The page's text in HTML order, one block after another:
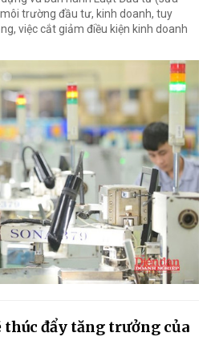
trường đầu tư, kinh doanh, tuy
việc cắt giảm điều kiện kinh doanh
thúc đẩy tăng trưởng của